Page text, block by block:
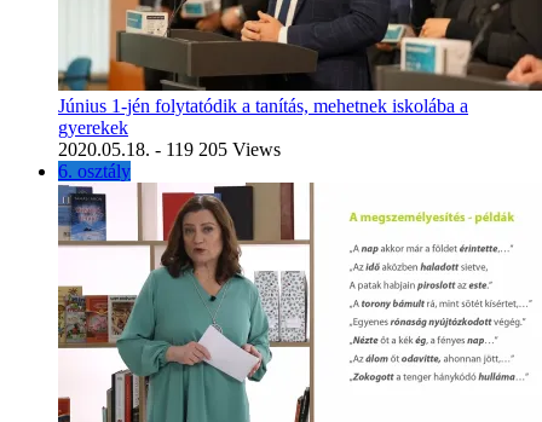
Június 1-jén folytatódik a tanítás, mehetnek iskolába a
gyerekek
2020.05.18. - 119 205 Views
6. osztály